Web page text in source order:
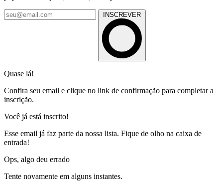
INSCREVER
Quase lá!
Confira seu email e clique no link de confirmação para completar a
inscrição.
Você já está inscrito!
Esse email já faz parte da nossa lista. Fique de olho na caixa de
entrada!
Ops, algo deu errado
Tente novamente em alguns instantes.